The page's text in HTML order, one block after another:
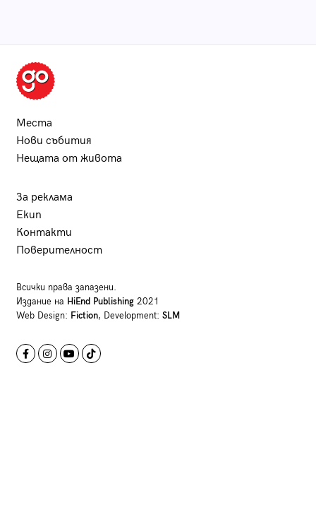
Места
Нови събития
Нещата от живота
За реклама
Екип
Контакти
Поверителност
Всички права запазени.
Издание на HiEnd Publishing2021
Web Design: Fiction, Development: SLM